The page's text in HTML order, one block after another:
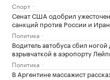
Спорт
Сенат США одобрил
санкций против России и
Политика
Водитель автобуса сбил
взрывчаткой в аэропорту
Политика
В Аргентине массажист